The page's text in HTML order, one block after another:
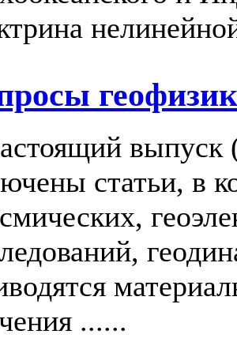
выпуск
статьи, в
......